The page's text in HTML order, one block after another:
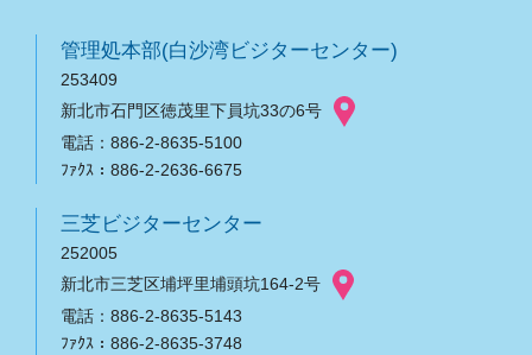
管理処本部(白沙湾ビジターセンター)
253409
新北市石門区徳茂里下員坑33の6号
電話：886-2-8635-5100
ﾌｧｸｽ：886-2-2636-6675
三芝ビジターセンター
252005
新北市三芝区埔坪里埔頭坑164-2号
電話：886-2-8635-5143
ﾌｧｸｽ：886-2-8635-3748